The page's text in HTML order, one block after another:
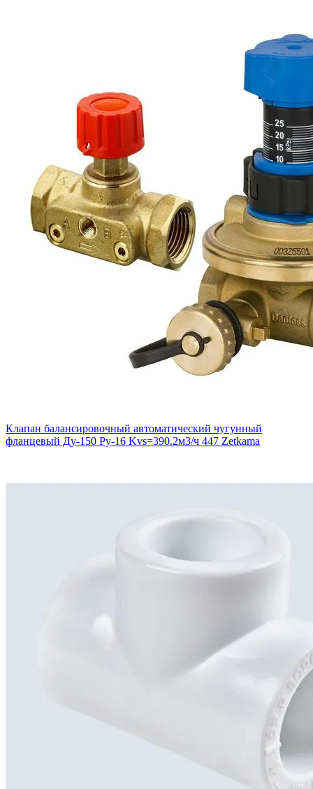
Клапан балансировочный автоматический чугунный
фланцевый Ду-150 Ру-16 Kvs=390.2м3/ч 447 Zetkama